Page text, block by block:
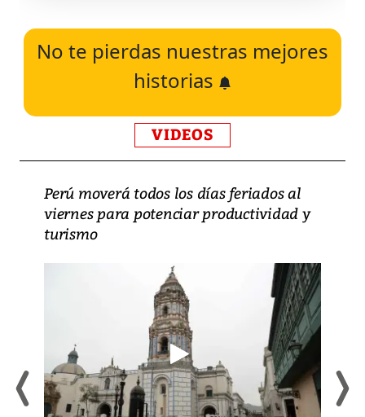
No te pierdas nuestras mejores
historias
VIDEOS
Perú moverá todos los días feriados al
viernes para potenciar productividad y
turismo